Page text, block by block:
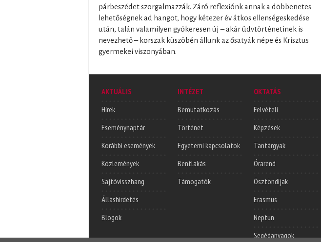
párbeszédet szorgalmazzák. Záró reflexiónk annak a döbbenetes
lehetőségnek ad hangot, hogy kétezer év átkos ellenségeskedése
után, talán valamilyen gyökeresen új – akár üdvtörténetinek is
nevezhető – korszak küszöbén állunk az ősatyák népe és Krisztus
gyermekei viszonyában.
AKTUÁLIS
Hírek
Eseménynaptár
Korábbi események
Közlemények
Sajtóvisszhang
Álláshirdetés
Blogok
INTÉZET
Bemutatkozás
Történet
Egyetemi kapcsolatok
Bentlakás
Támogatók
OKTATÁS
Felvételi
Képzések
Tantárgyak
Órarend
Ösztöndíjak
Erasmus
Neptun
Segédanyagok